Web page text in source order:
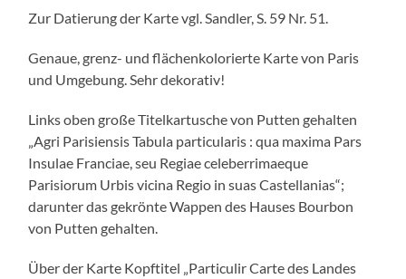
Zur Datierung der Karte vgl. Sandler, S. 59 Nr. 51.
Genaue, grenz- und flächenkolorierte Karte von Paris
und Umgebung. Sehr dekorativ!
Links oben große Titelkartusche von Putten gehalten
„Agri Parisiensis Tabula particularis : qua maxima Pars
Insulae Franciae, seu Regiae celeberrimaeque
Parisiorum Urbis vicina Regio in suas Castellanias“;
darunter das gekrönte Wappen des Hauses Bourbon
von Putten gehalten.
Über der Karte Kopftitel „Particulir Carte des Landes